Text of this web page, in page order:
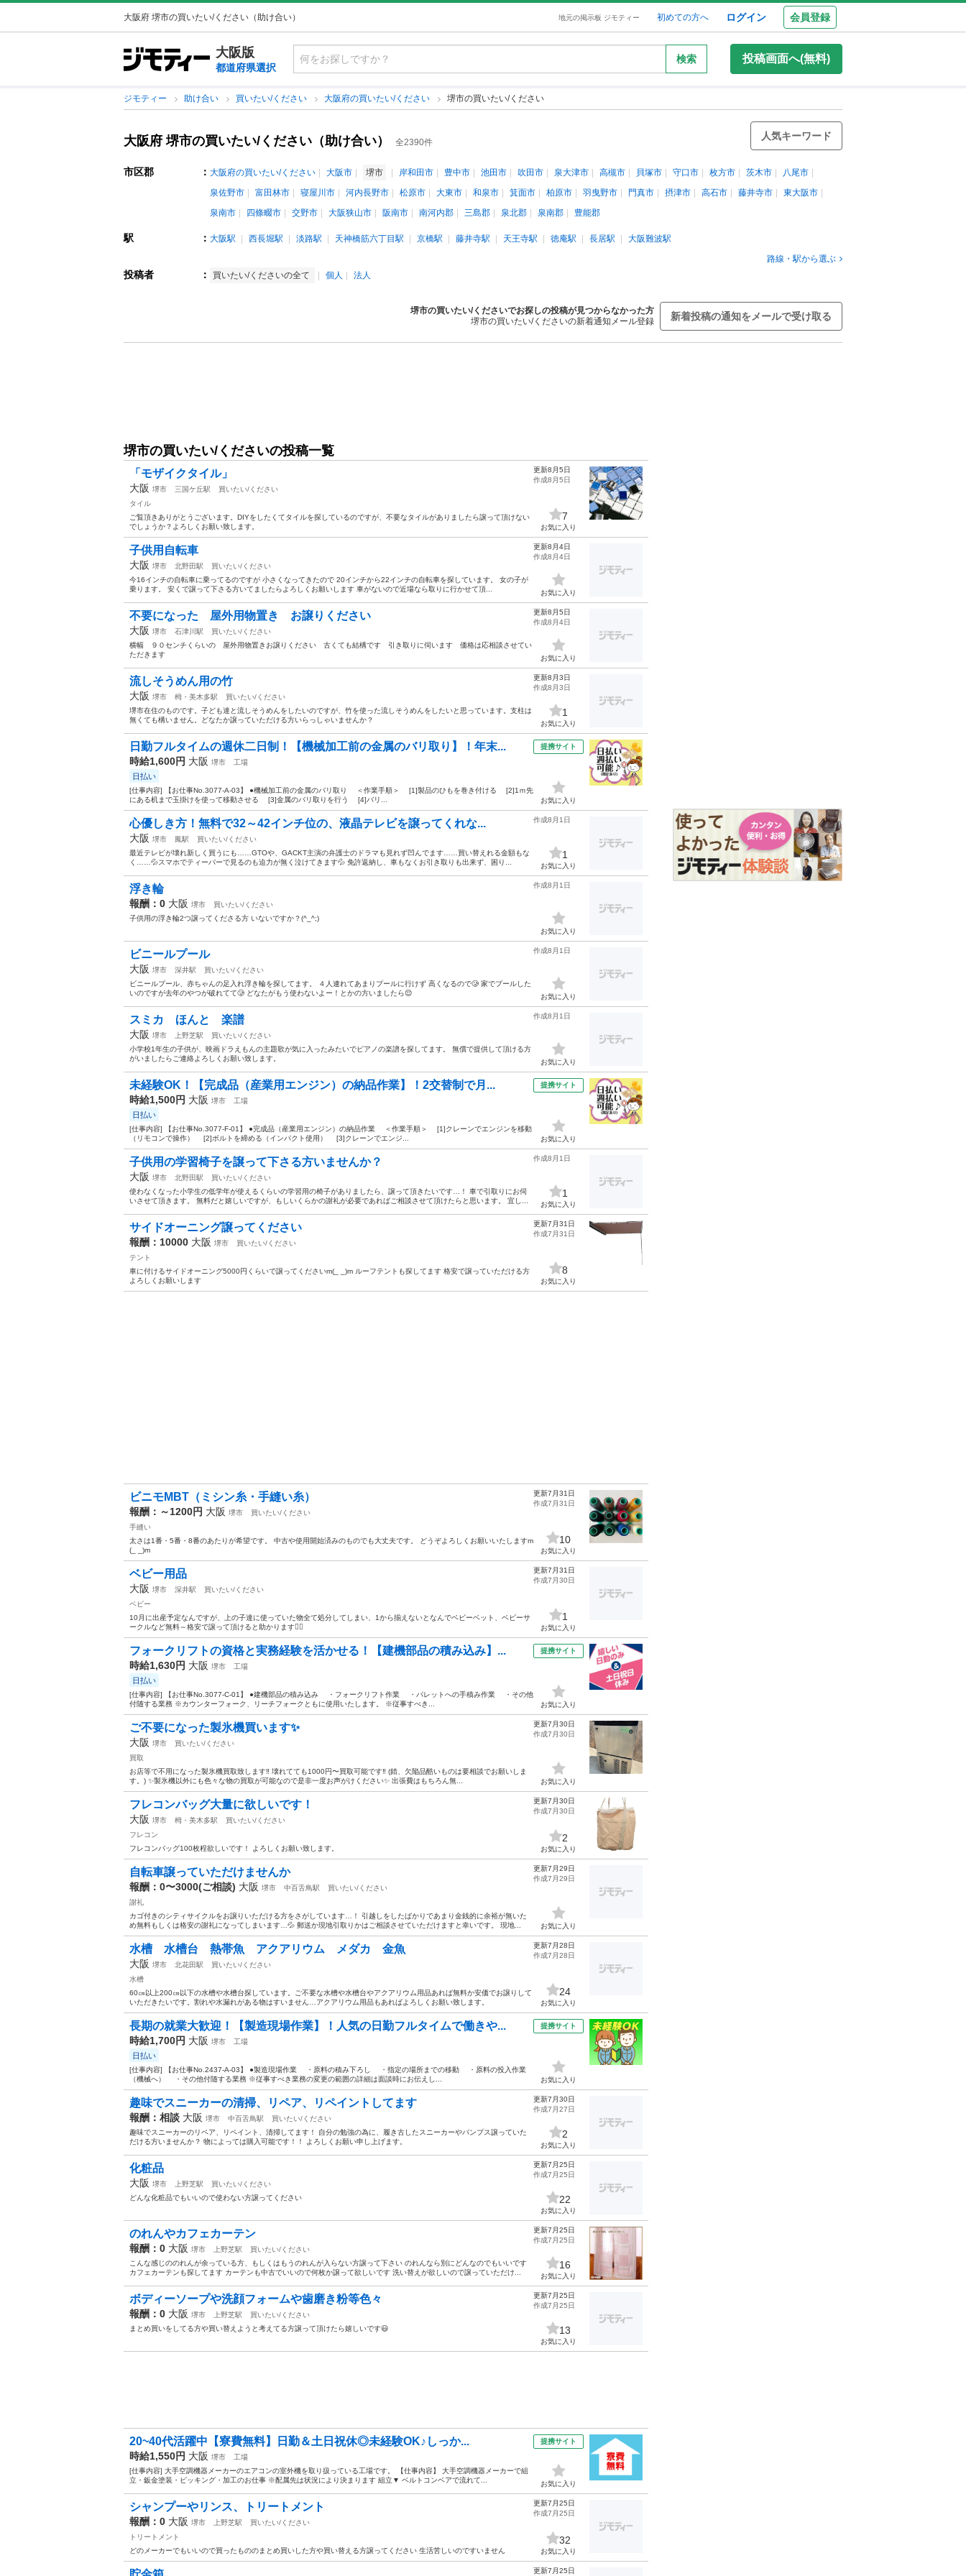
大阪府 堺市の買いたい/ください（助け合い） 地元の掲示板 ジモティー 初めての方へ ログイン 会員登録
大阪版
都道府県選択
検索 投稿画面へ(無料)
ジモティー 助け合い 買いたい/ください 大阪府の買いたい/ください 堺市の買いたい/ください
大阪府 堺市の買いたい/ください（助け合い） 全2390件
人気キーワード
市区郡 ： 大阪府の買いたい/ください 大阪市 堺市 岸和田市 豊中市 池田市 吹田市 泉大津市 高槻市 貝塚市 守口市 枚方市 茨木市
八尾市
泉佐野市
富田林市 寝屋川市 河内長野市 松原市 大東市 和泉市 箕面市 柏原市 羽曳野市 門真市 摂津市 高石市 藤井寺市
東大阪市
泉南市
四條畷市 交野市 大阪狭山市 阪南市 南河内郡 三島郡 泉北郡 泉南郡 豊能郡
駅 ： 大阪駅 西長堀駅 淡路駅 天神橋筋六丁目駅 京橋駅 藤井寺駅 天王寺駅 徳庵駅 長居駅
大阪難波駅
路線・駅から選ぶ
投稿者 ： 買いたい/くださいの全て 個人 法人
堺市の買いたい/くださいでお探しの投稿が見つからなかった方
堺市の買いたい/くださいの新着通知メール登録
新着投稿の通知をメールで受け取る
堺市の買いたい/くださいの投稿一覧
「モザイクタイル」
大阪 堺市 三国ケ丘駅
買いたい/ください
タイル
ご覧頂きありがとうございます。DIYをしたくてタイルを探しているのですが、不要なタイルがありましたら譲って頂けない
でしょうか？よろしくお願い致します。
更新8月5日
作成8月5日
7
お気に入り
子供用自転車
大阪 堺市 北野田駅
買いたい/ください
今16インチの自転車に乗ってるのですが 小さくなってきたので 20インチから22インチの自転車を探しています。 女の子が
乗ります。 安くで譲って下さる方いてましたらよろしくお願いします 車がないので近場なら取りに行かせて頂...
更新8月4日
作成8月4日
お気に入り
不要になった 屋外用物置き お譲りください
大阪 堺市 石津川駅
買いたい/ください
横幅 ９０センチくらいの 屋外用物置きお譲りください 古くても結構です 引き取りに伺います 価格は応相談させてい
ただきます
更新8月5日
作成8月4日
お気に入り
流しそうめん用の竹
大阪 堺市 栂・美木多駅
買いたい/ください
堺市在住のものです。子ども達と流しそうめんをしたいのですが、竹を使った流しそうめんをしたいと思っています。支柱は
無くても構いません。どなたか譲っていただける方いらっしゃいませんか？
更新8月3日
作成8月3日
1
お気に入り
日勤フルタイムの週休二日制！【機械加工前の金属のバリ取り】！年末...
時給1,600円 大阪 堺市 工場
日払い
[仕事内容] 【お仕事No.3077-A-03】 ●機械加工前の金属のバリ取り ＜作業手順＞ [1]製品のひもを巻き付ける [2]1ｍ先
にある机まで玉掛けを使って移動させる [3]金属のバリ取りを行う [4]バリ...
提携サイト
お気に入り
心優しき方！無料で32～42インチ位の、液晶テレビを譲ってくれな...
大阪 堺市 鳳駅
買いたい/ください
最近テレビが壊れ新しく買うにも……GTOや、GACKT主演の弁護士のドラマも見れず凹んでます……買い替えれる金額もな
く……💦スマホでティーバーで見るのも迫力が無く泣けてきます💦 免許返納し、車もなくお引き取りも出来ず、困り...
作成8月1日
1
お気に入り
浮き輪
報酬：0 大阪 堺市
買いたい/ください
子供用の浮き輪2つ譲ってくださる方 いないですか？(^_^;)
作成8月1日
お気に入り
ビニールプール
大阪 堺市 深井駅
買いたい/ください
ビニールプール、赤ちゃんの足入れ浮き輪を探してます。 ４人連れてあまりプールに行けず 高くなるので🥲 家でプールした
いのですが去年のやつが破れてて🥲 どなたがもう使わないよー！とかの方いましたら😌
作成8月1日
お気に入り
スミカ ほんと 楽譜
大阪 堺市 上野芝駅
買いたい/ください
小学校1年生の子供が、映画ドラえもんの主題歌が気に入ったみたいでピアノの楽譜を探してます。 無償で提供して頂ける方
がいましたらご連絡よろしくお願い致します。
作成8月1日
お気に入り
未経験OK！【完成品（産業用エンジン）の納品作業】！2交替制で月...
時給1,500円 大阪 堺市 工場
日払い
[仕事内容] 【お仕事No.3077-F-01】 ●完成品（産業用エンジン）の納品作業 ＜作業手順＞ [1]クレーンでエンジンを移動
（リモコンで操作） [2]ボルトを締める（インパクト使用） [3]クレーンでエンジ...
提携サイト
お気に入り
子供用の学習椅子を譲って下さる方いませんか？
大阪 堺市 北野田駅
買いたい/ください
使わなくなった小学生の低学年が使えるくらいの学習用の椅子がありましたら、譲って頂きたいです…！ 車で引取りにお伺
いさせて頂きます。 無料だと嬉しいですが、もしいくらかの謝礼が必要であればご相談させて頂けたらと思います。 宜し...
作成8月1日
1
お気に入り
サイドオーニング譲ってください
報酬：10000 大阪 堺市
買いたい/ください
テント
車に付けるサイドオーニング5000円くらいで譲ってくださいm(_ _)m ルーフテントも探してます 格安で譲っていただける方
よろしくお願いします
更新7月31日
作成7月31日
8
お気に入り
ビニモMBT（ミシン糸・手縫い糸）
報酬：～1200円 大阪 堺市
買いたい/ください
手縫い
太さは1番・5番・8番のあたりが希望です。 中古や使用開始済みのものでも大丈夫です。 どうぞよろしくお願いいたしますm
(_ _)m
更新7月31日
作成7月31日
10
お気に入り
ベビー用品
大阪 堺市 深井駅
買いたい/ください
ベビー
10月に出産予定なんですが、上の子達に使っていた物全て処分してしまい、1から揃えないとなんでベビーベット、ベビーサ
ークルなど無料～格安で譲って頂けると助かります🙇‍♀️
更新7月31日
作成7月30日
1
お気に入り
フォークリフトの資格と実務経験を活かせる！【建機部品の積み込み】...
時給1,630円 大阪 堺市 工場
日払い
[仕事内容] 【お仕事No.3077-C-01】 ●建機部品の積み込み ・フォークリフト作業 ・パレットへの手積み作業 ・その他
付随する業務 ※カウンターフォーク、リーチフォークともに使用いたします。 ※従事すべき...
提携サイト
お気に入り
ご不要になった製氷機買います✨
大阪 堺市
買いたい/ください
買取
お店等で不用になった製氷機買取致します‼️ 壊れてても1000円〜買取可能です‼️ (錆、欠陥品酷いものは要相談でお願いしま
す。) ✨製氷機以外にも色々な物の買取が可能なので是非一度お声がけください✨ 出張費はもちろん無...
更新7月30日
作成7月30日
お気に入り
フレコンバッグ大量に欲しいです！
大阪 堺市 栂・美木多駅
買いたい/ください
フレコン
フレコンバッグ100枚程欲しいです！ よろしくお願い致します。
更新7月30日
作成7月30日
2
お気に入り
自転車譲っていただけませんか
報酬：0〜3000(ご相談) 大阪 堺市 中百舌鳥駅
買いたい/ください
謝礼
カゴ付きのシティサイクルをお譲りいただける方をさがしています…！ 引越しをしたばかりであまり金銭的に余裕が無いた
め無料もしくは格安の謝礼になってしまいます…💦 郵送か現地引取りかはご相談させていただけますと幸いです。 現地...
更新7月29日
作成7月29日
お気に入り
水槽 水槽台 熱帯魚 アクアリウム メダカ 金魚
大阪 堺市 北花田駅
買いたい/ください
水槽
60㎝以上200㎝以下の水槽や水槽台探しています。ご不要な水槽や水槽台やアクアリウム用品あれば無料か安価でお譲りして
いただきたいです。割れや水漏れがある物はすいません…アクアリウム用品もあればよろしくお願い致します。
更新7月28日
作成7月28日
24
お気に入り
長期の就業大歓迎！【製造現場作業】！人気の日勤フルタイムで働きや...
時給1,700円 大阪 堺市 工場
日払い
[仕事内容] 【お仕事No.2437-A-03】 ●製造現場作業 ・原料の積み下ろし ・指定の場所までの移動 ・原料の投入作業
（機械へ） ・その他付随する業務 ※従事すべき業務の変更の範囲の詳細は面談時にお伝えし...
提携サイト
お気に入り
趣味でスニーカーの清掃、リペア、リペイントしてます
報酬：相談 大阪 堺市 中百舌鳥駅
買いたい/ください
趣味でスニーカーのリペア、リペイント、清掃してます！ 自分の勉強の為に、履き古したスニーカーやパンプス譲っていた
だける方いませんか？ 物によっては購入可能です！！ よろしくお願い申し上げます。
更新7月30日
作成7月27日
2
お気に入り
化粧品
大阪 堺市 上野芝駅
買いたい/ください
どんな化粧品でもいいので使わない方譲ってください
更新7月25日
作成7月25日
22
お気に入り
のれんやカフェカーテン
報酬：0 大阪 堺市 上野芝駅
買いたい/ください
こんな感じののれんが余っている方、もしくはもうのれんが入らない方譲って下さい のれんなら別にどんなのでもいいです
カフェカーテンも探してます カーテンも中古でいいので何枚か譲って欲しいです 洗い替えが欲しいので譲っていただけ...
更新7月25日
作成7月25日
16
お気に入り
ボディーソープや洗顔フォームや歯磨き粉等色々
報酬：0 大阪 堺市 上野芝駅
買いたい/ください
まとめ買いをしてる方や買い替えようと考えてる方譲って頂けたら嬉しいです😃
更新7月25日
作成7月25日
13
お気に入り
20~40代活躍中【寮費無料】日勤＆土日祝休◎未経験OK♪しっか...
時給1,550円 大阪 堺市
工場
[仕事内容] 大手空調機器メーカーのエアコンの室外機を取り扱っている工場です。 【仕事内容】 大手空調機器メーカーで組
立・鈑金塗装・ピッキング・加工のお仕事 ※配属先は状況により決まります 組立▼ ベルトコンベアで流れて...
提携サイト
お気に入り
シャンプーやリンス、トリートメント
報酬：0 大阪 堺市 上野芝駅
買いたい/ください
トリートメント
どのメーカーでもいいので買ったもののまとめ買いした方や買い替える方譲ってください 生活苦しいのですいません
更新7月25日
作成7月25日
32
お気に入り
更新7月25日